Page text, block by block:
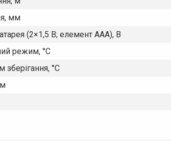
мм
(2×1,5 В; елемент ААА), В
режим, °С
°С